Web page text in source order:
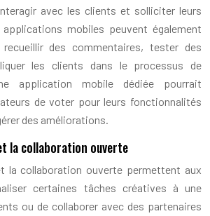
avec les clients et solliciter leurs
mobiles peuvent également
des commentaires, tester des
les clients dans le processus de
application mobile dédiée pourrait
de voter pour leurs fonctionnalités
des améliorations.
la collaboration ouverte
la collaboration ouverte permettent aux
certaines tâches créatives à une
ou de collaborer avec des partenaires